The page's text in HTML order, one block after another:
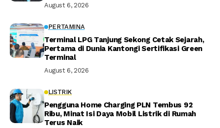
August 6, 2026
PERTAMINA
Terminal LPG Tanjung Sekong Cetak Sejarah,
Pertama di Dunia Kantongi Sertifikasi Green
Terminal
August 6, 2026
LISTRIK
Pengguna Home Charging PLN Tembus 92
Ribu, Minat Isi Daya Mobil Listrik di Rumah
Terus Naik